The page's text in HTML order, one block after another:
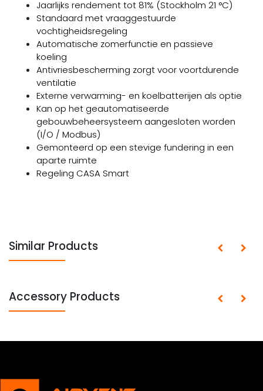
Jaarlijks rendement tot 81% (Stockholm 21 °C)
Standaard met vraaggestuurde
vochtigheidsregeling
Automatische zomerfunctie en passieve
koeling
Antivriesbescherming zorgt voor voortdurende
ventilatie
Externe verwarming- en koelbatterijen als optie
Kan op het geautomatiseerde
gebouwbeheersysteem aangesloten worden
(I/O / Modbus)
Gemonteerd op een stevige fundering in een
aparte ruimte
Regeling CASA Smart
Similar Products
Accessory Products